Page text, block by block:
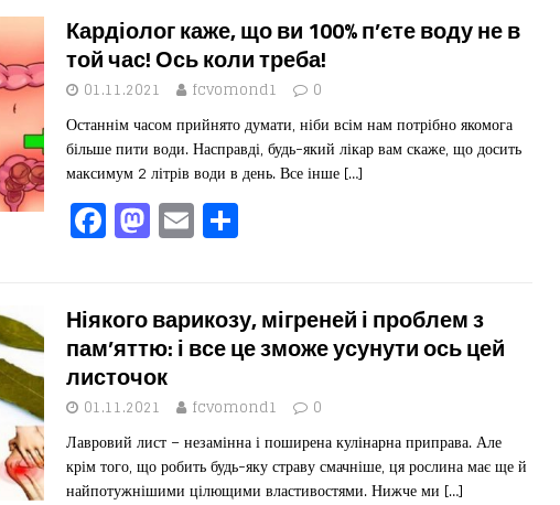
e
b
o
o
k
o
d
o
n
l ит
ис
я
Кардіолог каже, що ви 100% п’єте воду не в
той час! Ось коли треба!
01.11.2021 fcvomond1 0
Останнім часом прийнято думати, ніби всім нам потрібно якомога
більше пити води. Насправді, будь-який лікар вам скаже, що досить
максимум 2 літрів води в день. Все інше […]
F
a
e
b
o
o
k
M
a
o
d
o
n
E
m
l ит
ис
я
Ніякого варикозу, мігреней і проблем з
пам’яттю: і все це зможе усунути ось цей
листочок
01.11.2021 fcvomond1 0
Лавровий лист – незамінна і поширена кулінарна приправа. Але
крім того, що робить будь-яку страву смачніше, ця рослина має ще й
найпотужнішими цілющими властивостями. Нижче ми […]